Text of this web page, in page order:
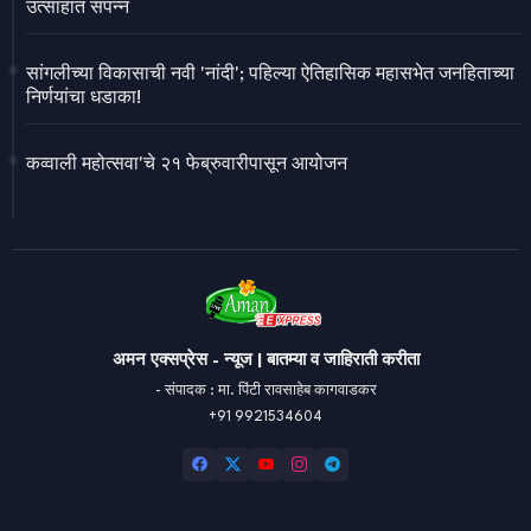
उत्साहात संपन्न
सांगलीच्या विकासाची नवी 'नांदी'; पहिल्या ऐतिहासिक महासभेत जनहिताच्या
निर्णयांचा धडाका!
कव्वाली महोत्सवा'चे २१ फेब्रुवारीपासून आयोजन
अमन एक्सप्रेस - न्यूज | बातम्या व जाहिराती करीता
- संपादक : मा. पिंटी रावसाहेब कागवाडकर
+91 9921534604